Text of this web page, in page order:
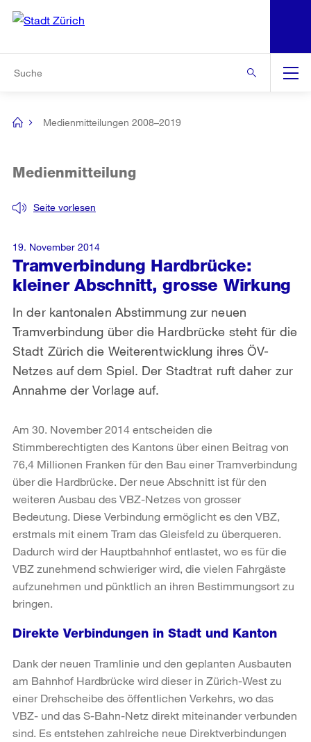
Navigation
[no
Medienmitteilungen 2008–2019
Tramverbindung Hardbrücke:
kleiner Abschnitt, grosse Wirkung
Seite vorlesen
Medienmitteilung
In der kantonalen Abstimmung zur neuen
Tramverbindung über die Hardbrücke steht für die
Stadt Zürich die Weiterentwicklung ihres ÖV-
Netzes auf dem Spiel. Der Stadtrat ruft daher zur
Annahme der Vorlage auf.
19. November 2014
Am 30. November 2014 entscheiden die
Stimmberechtigten des Kantons über einen Beitrag von
76,4 Millionen Franken für den Bau einer Tramverbindung
über die Hardbrücke. Der neue Abschnitt ist für den
weiteren Ausbau des VBZ-Netzes von grosser
Bedeutung. Diese Verbindung ermöglicht es den VBZ,
erstmals mit einem Tram das Gleisfeld zu überqueren.
Dadurch wird der Hauptbahnhof entlastet, wo es für die
VBZ zunehmend schwieriger wird, die vielen Fahrgäste
aufzunehmen und pünktlich an ihren Bestimmungsort zu
bringen.
Direkte Verbindungen in Stadt und Kanton
Dank der neuen Tramlinie und den geplanten Ausbauten
am Bahnhof Hardbrücke wird dieser in Zürich-West zu
einer Drehscheibe des öffentlichen Verkehrs, wo das
VBZ- und das S-Bahn-Netz direkt miteinander verbunden
sind. Es entstehen zahlreiche neue Direktverbindungen